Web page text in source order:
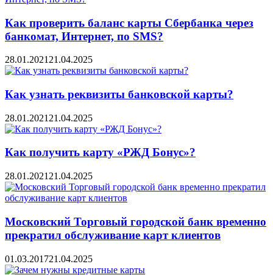
Как проверить баланс карты Сбербанка через
банкомат, Интернет, по SMS?
28.01.2021 21.04.2025
Как узнать реквизиты банковской карты?
28.01.2021 21.04.2025
Как получить карту «РЖД Бонус»?
28.01.2021 21.04.2025
Московский Торговый городской банк временно
прекратил обслуживание карт клиентов
01.03.201721.04.2025